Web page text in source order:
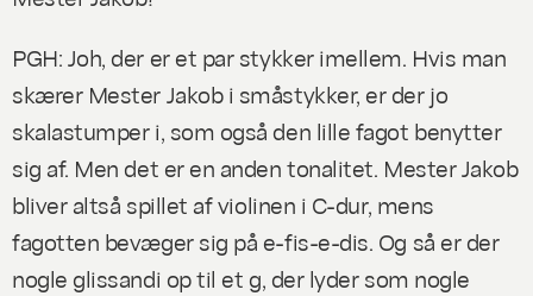
PGH: Joh, der er et par stykker imellem. Hvis man
skærer Mester Jakob i småstykker, er der jo
skalastumper i, som også den lille fagot benytter
sig af. Men det er en anden tonalitet. Mester Jakob
bliver altså spillet af violinen i C-dur, mens
fagotten bevæger sig på e-fis-e-dis. Og så er der
nogle glissandi op til et g, der lyder som nogle